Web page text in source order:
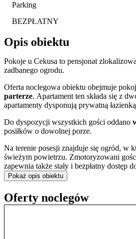
Parking
BEZPŁATNY
Opis obiektu
Pokoje u Cekusa to pensjonat
zadbanego ogrodu.
Oferta noclegowa obiektu obejmuje
parterze. Apartament ten składa się z
apartamenty dysponują prywatną
Do dyspozycji wszystkich gości oddano
posiłków o dowolnej porze.
Na terenie posesji znajduje się ogród, w
świeżym powietrzu. Zmotoryzowani
zapewnia także stały i bezpłatny
Istnieje możliwość przyjazdu ze
Pensjonat jest dogodnie zlokalizowany,
Pokaż opis obiektu
Oferty noclegów